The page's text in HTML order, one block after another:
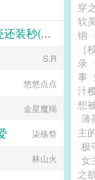
穿
软
锢
［
录
事
汁
想
薄
主
极
女
之
救命！我的厌女症总裁不仅碰瓷还装秒(调教高H 1v1)
连山会
S.R
悠悠点点
金星魔羯
柒殇祭
林山火